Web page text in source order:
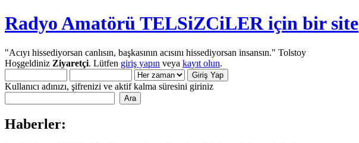
Radyo Amatörü TELSiZCiLER için bir site
"Acıyı hissediyorsan canlısın, başkasının acısını hissediyorsan insansın." Tolstoy
Hoşgeldiniz Ziyaretçi. Lütfen giriş yapın veya kayıt olun.
Kullanıcı adınızı, şifrenizi ve aktif kalma süresini giriniz
Haberler: